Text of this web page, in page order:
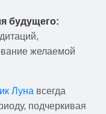
будущего:
желаемой
Луна всегда
подчеркивая